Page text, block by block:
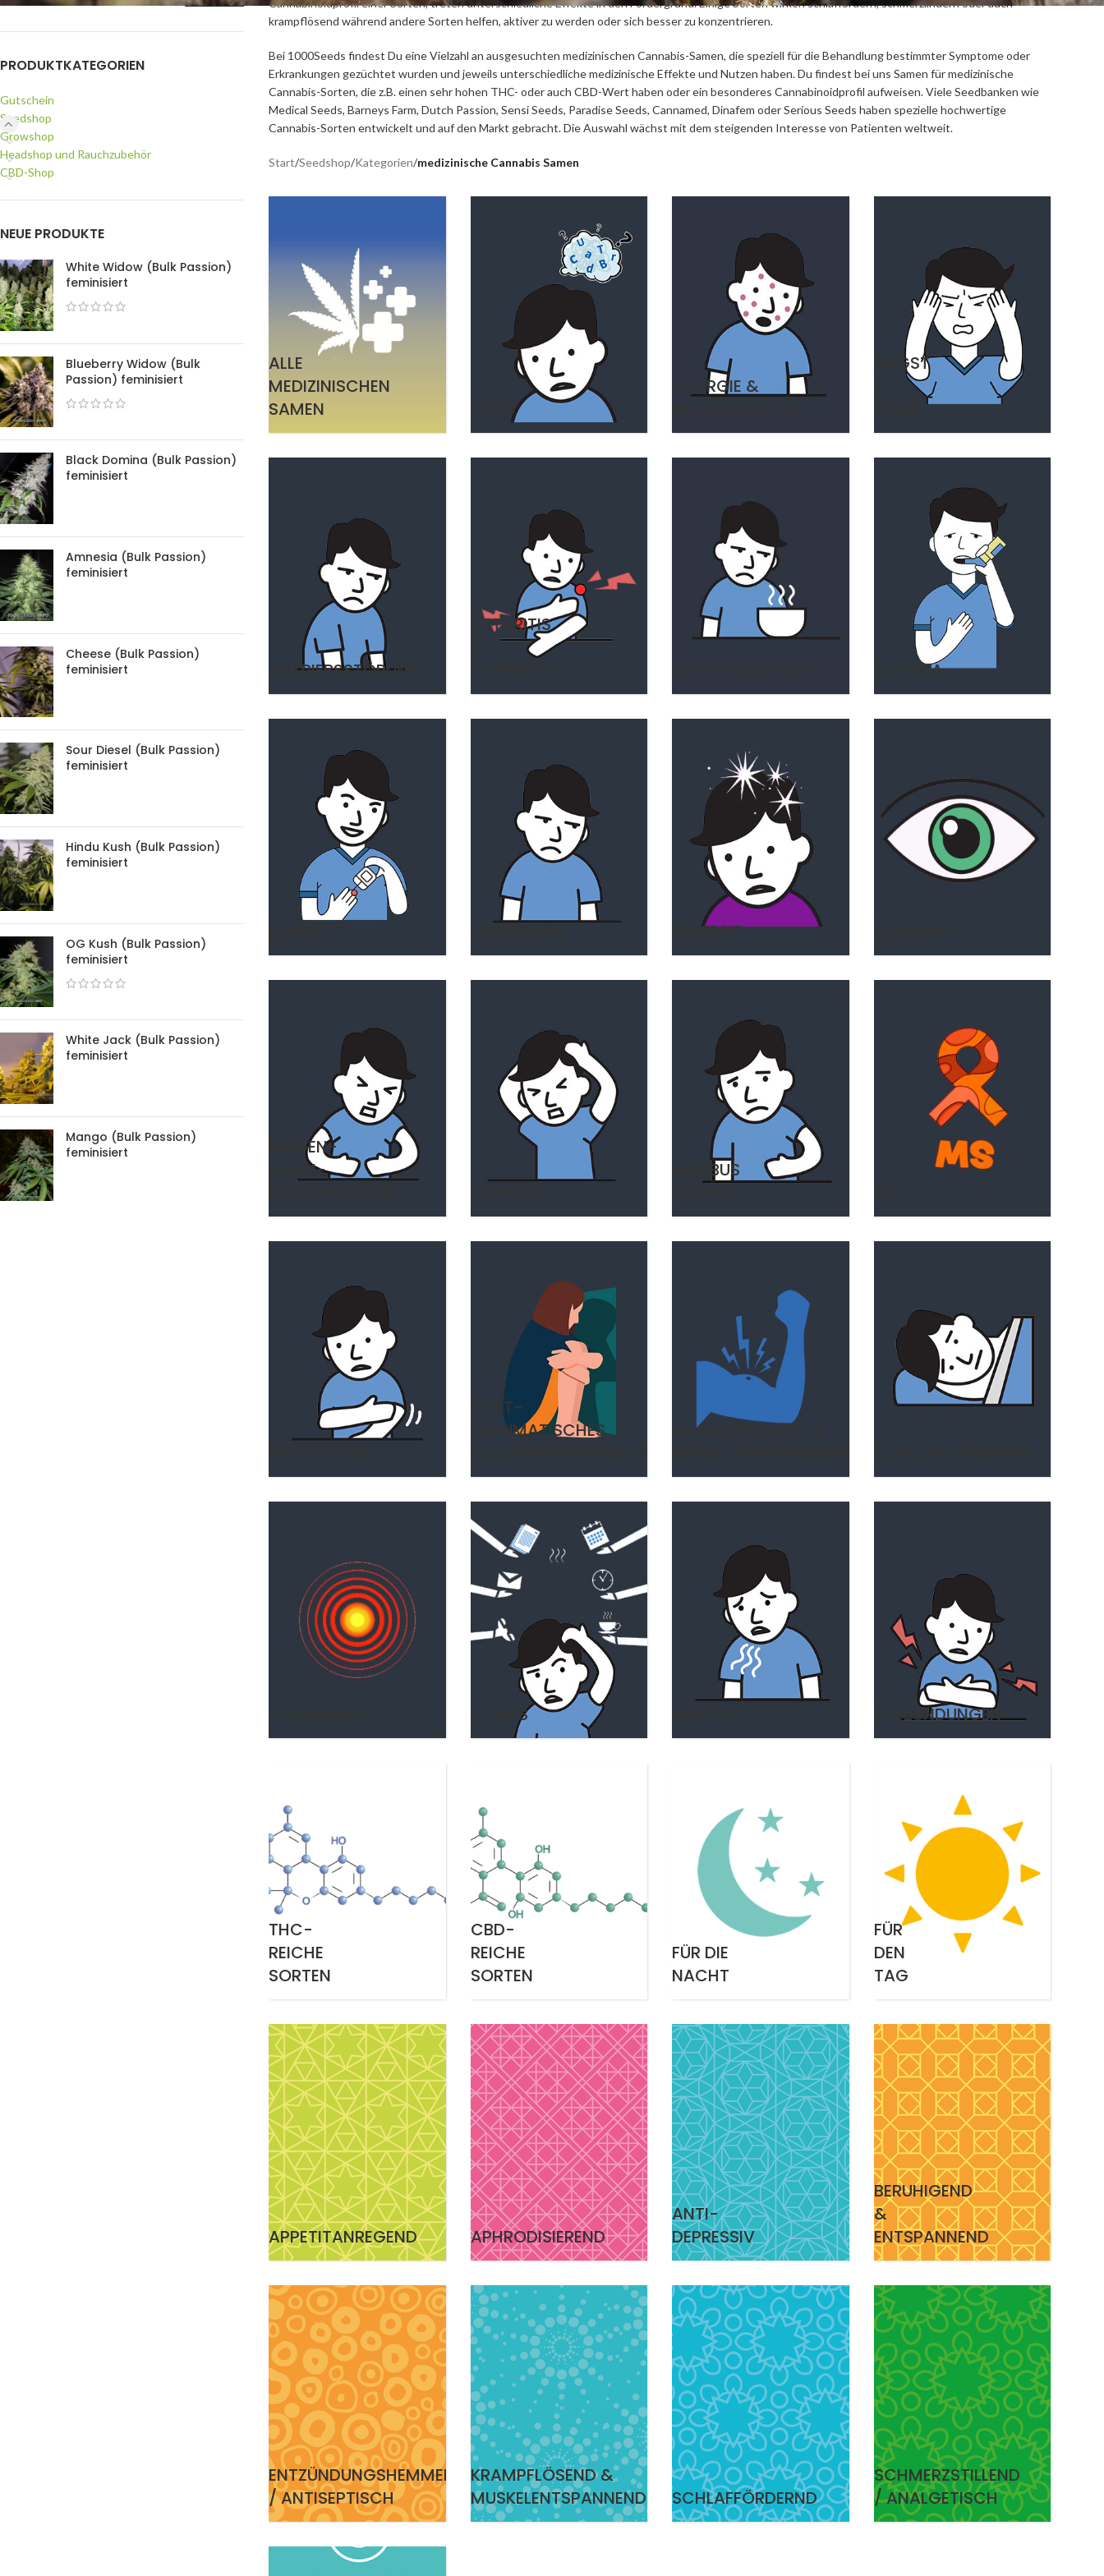
PRODUKTKATEGORIEN
Gutschein
Seedshop
Growshop
Headshop und Rauchzubehör
CBD-Shop
NEUE PRODUKTE
White Widow (Bulk Passion)
feminisiert
Blueberry Widow (Bulk
Passion) feminisiert
Black Domina (Bulk Passion)
feminisiert
Amnesia (Bulk Passion)
feminisiert
Cheese (Bulk Passion)
feminisiert
Sour Diesel (Bulk Passion)
feminisiert
Hindu Kush (Bulk Passion)
feminisiert
OG Kush (Bulk Passion)
feminisiert
White Jack (Bulk Passion)
feminisiert
Mango (Bulk Passion)
feminisiert
Cannabinoidprofil einer Sorten, treten unterschiedliche Effekte in den Fordergrund. Einige Sorten wirken schlaffördern, schmerzlindern oder auch
krampflösend während andere Sorten helfen, aktiver zu werden oder sich besser zu konzentrieren.
Bei 1000Seeds findest Du eine Vielzahl an ausgesuchten medizinischen Cannabis-Samen, die speziell für die Behandlung bestimmter Symptome oder
Erkrankungen gezüchtet wurden und jeweils unterschiedliche medizinische Effekte und Nutzen haben. Du findest bei uns Samen für medizinische
Cannabis-Sorten, die z.B. einen sehr hohen THC- oder auch CBD-Wert haben oder ein besonderes Cannabinoidprofil aufweisen. Viele Seedbanken wie
Medical Seeds, Barneys Farm, Dutch Passion, Sensi Seeds, Paradise Seeds, Cannamed, Dinafem oder Serious Seeds haben spezielle hochwertige
Cannabis-Sorten entwickelt und auf den Markt gebracht. Die Auswahl wächst mit dem steigenden Interesse von Patienten weltweit.
Start/Seedshop/Kategorien/medizinische Cannabis Samen
ALLE
MEDIZINISCHEN
SAMEN
ADHS
ALLERGIE &
ANGST
ANTRIEBSSTÖRUNG
ARTHRITIS
ASTHMA
EPILEPSIE
MAGEN-
DARM-
MORBUS
POST-
TRAUMATISCHES
MUSKELSPASMEN &
STRESS ENTZÜNDUNGEN
THC-
REICHE
SORTEN
CBD-
REICHE
SORTEN
FÜR DIE
NACHT
FÜR
DEN
TAG
APPETITANREGEND APHRODISIEREND
ANTI-
DEPRESSIV
BERUHIGEND
&
ENTSPANNEND
ENTZÜNDUNGSHEMMEND
/ ANTISEPTISCH
KRAMPFLÖSEND &
MUSKELENTSPANNEND
SCHLAFFÖRDERND
SCHMERZSTILLEND
/ ANALGETISCH